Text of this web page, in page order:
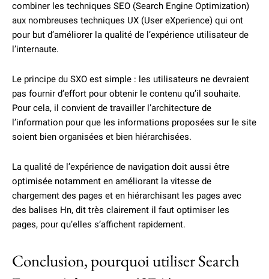
combiner les techniques SEO (Search Engine Optimization)
aux nombreuses techniques UX (User eXperience) qui ont
pour but d’améliorer la qualité de l’expérience utilisateur de
l’internaute.
Le principe du SXO est simple : les utilisateurs ne devraient
pas fournir d’effort pour obtenir le contenu qu’il souhaite.
Pour cela, il convient de travailler l’architecture de
l’information pour que les informations proposées sur le site
soient bien organisées et bien hiérarchisées.
La qualité de l’expérience de navigation doit aussi être
optimisée notamment en améliorant la vitesse de
chargement des pages et en hiérarchisant les pages avec
des balises Hn, dit très clairement il faut optimiser les
pages, pour qu’elles s’affichent rapidement.
Conclusion, pourquoi utiliser Search